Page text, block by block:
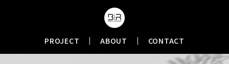
PROJECT ABOUT CONTACT